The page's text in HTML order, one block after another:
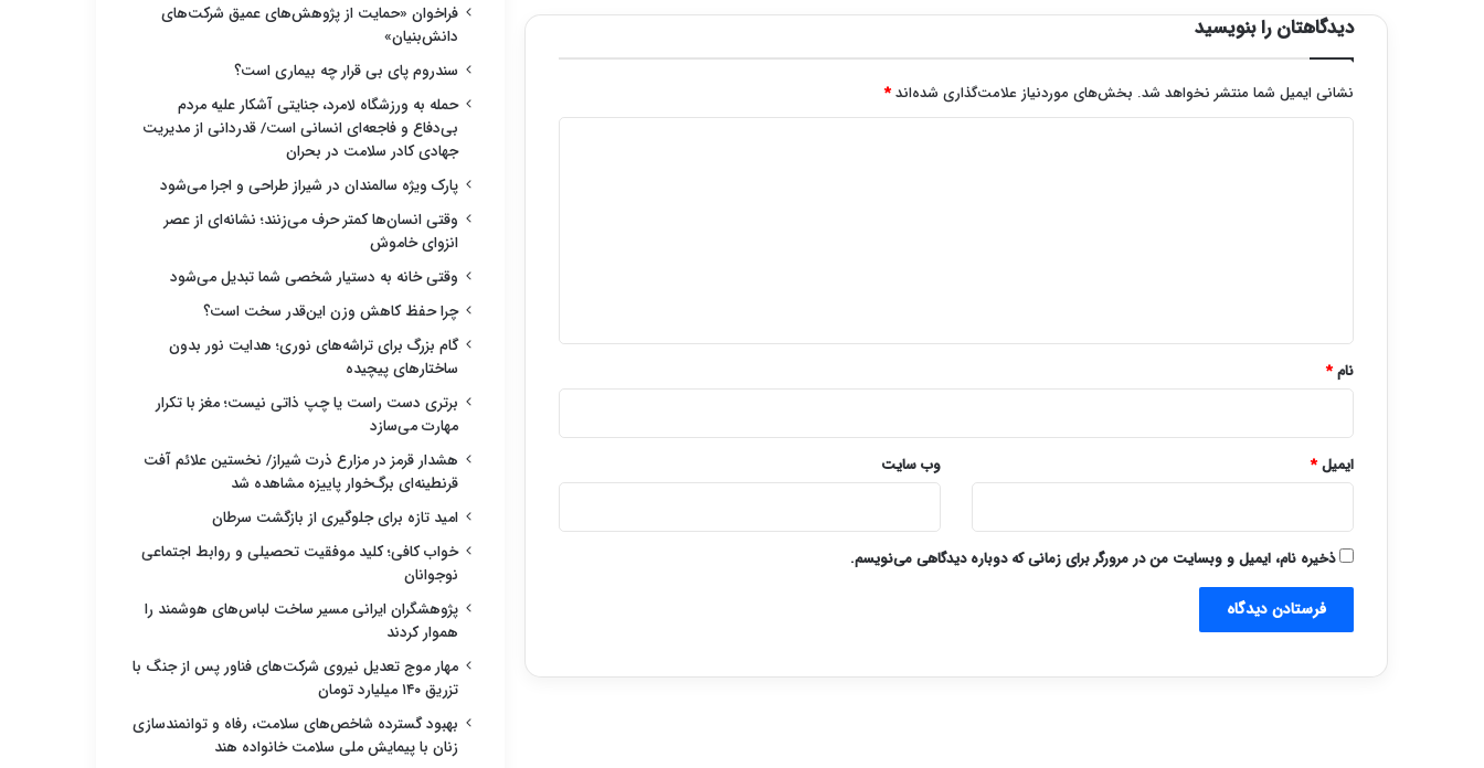
دیدگاهتان را بنویسید
نشانی ایمیل شما منتشر نخواهد شد. بخش‌های موردنیاز علامت‌گذاری شده‌اند*
نام*
ایمیل* وب‌ سایت
ذخیره نام، ایمیل و وبسایت من در مرورگر برای زمانی که دوباره دیدگاهی می‌نویسم.
فراخوان «حمایت از پژوهش‌های عمیق شرکت‌های
دانش‌بنیان»
سندروم پای بی قرار چه بیماری است؟
حمله به ورزشگاه لامرد، جنایتی آشکار علیه مردم
بی‌دفاع و فاجعه‌ای انسانی است/ قدردانی از مدیریت
جهادی کادر سلامت در بحران
پارک ویژه سالمندان در شیراز طراحی و اجرا می‌شود
وقتی انسان‌ها کمتر حرف می‌زنند؛ نشانه‌ای از عصر
انزوای خاموش
وقتی خانه به دستیار شخصی شما تبدیل می‌شود
چرا حفظ کاهش وزن این‌قدر سخت است؟
گام بزرگ برای تراشه‌های نوری؛ هدایت نور بدون
ساختارهای پیچیده
برتری دست راست یا چپ ذاتی نیست؛ مغز با تکرار
مهارت می‌سازد
هشدار قرمز در مزارع ذرت شیراز/ نخستین علائم آفت
قرنطینه‌ای برگ‌خوار پاییزه مشاهده شد
امید تازه برای جلوگیری از بازگشت سرطان
خواب کافی؛ کلید موفقیت تحصیلی و روابط اجتماعی
نوجوانان
پژوهشگران ایرانی مسیر ساخت لباس‌های هوشمند را
هموار کردند
مهار موج تعدیل نیروی شرکت‌های فناور پس از جنگ با
تزریق ۱۴۰ میلیارد تومان
بهبود گسترده شاخص‌های سلامت، رفاه و توانمندسازی
زنان با پیمایش ملی سلامت خانواده هند